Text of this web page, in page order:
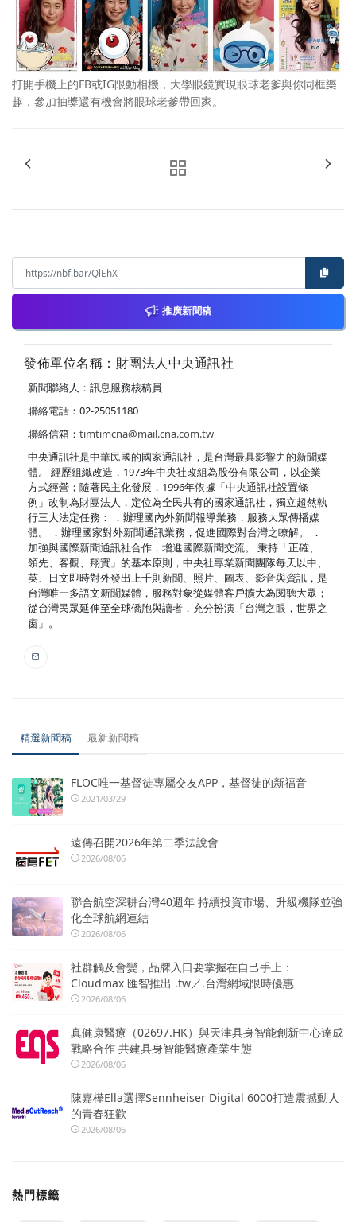
打開手機上的FB或IG限動相機，大學眼鏡實現眼球老爹與你同框樂
趣，參加抽獎還有機會將眼球老爹帶回家。
推廣新聞稿
發佈單位名稱：財團法人中央通訊社
新聞聯絡人：訊息服務核稿員
聯絡電話：02-25051180
聯絡信箱： timtimcna@mail.cna.com.tw
中央通訊社是中華民國的國家通訊社，是台灣最具影響力的新聞媒
體。 經歷組織改造，1973年中央社改組為股份有限公司，以企業
方式經營；隨著民主化發展，1996年依據「中央通訊社設置條
例」改制為財團法人，定位為全民共有的國家通訊社，獨立超然執
行三大法定任務： ．辦理國內外新聞報導業務，服務大眾傳播媒
體。 ．辦理國家對外新聞通訊業務，促進國際對台灣之瞭解。 ．
加強與國際新聞通訊社合作，增進國際新聞交流。 秉持「正確、
領先、客觀、翔實」的基本原則，中央社專業新聞團隊每天以中、
英、日文即時對外發出上千則新聞、照片、圖表、影音與資訊，是
台灣唯一多語文新聞媒體，服務對象從媒體客戶擴大為閱聽大眾；
從台灣民眾延伸至全球僑胞與讀者，充分扮演「台灣之眼，世界之
窗」。
精選新聞稿 最新新聞稿
FLOC唯一基督徒專屬交友APP，基督徒的新福音
2021/03/29
遠傳召開2026年第二季法說會
2026/08/06
聯合航空深耕台灣40週年 持續投資市場、升級機隊並強
化全球航網連結
2026/08/06
社群觸及會變，品牌入口要掌握在自己手上：
Cloudmax 匯智推出 .tw／.台灣網域限時優惠
2026/08/06
真健康醫療（02697.HK）與天津具身智能創新中心達成
戰略合作 共建具身智能醫療產業生態
2026/08/06
陳嘉樺Ella選擇Sennheiser Digital 6000打造震撼動人
的青春狂歡
2026/08/06
熱門標籤